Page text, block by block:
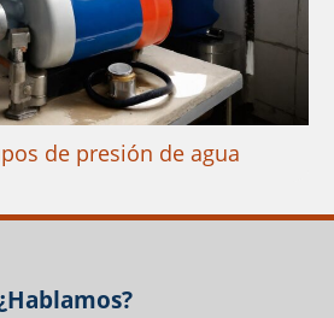
de presión de agua